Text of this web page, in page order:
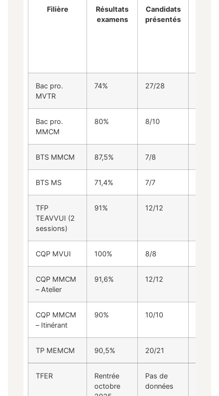
Filière
Résultats
examens
Candidats
présentés
Bac pro.
MVTR
74% 27/28
Bac pro.
MMCM
80% 8/10
BTS MMCM 87,5% 7/8
BTS MS 71,4% 7/7
TFP
TEAVVUI (2
sessions)
91% 12/12
CQP MVUI 100% 8/8
CQP MMCM
– Atelier
91,6% 12/12
CQP MMCM
– Itinérant
90% 10/10
TP MEMCM 90,5% 20/21
TFER
Rentrée
octobre
Pas de
données